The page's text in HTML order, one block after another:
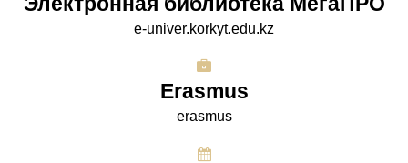
e-univer.korkyt.edu.kz
Erasmus
erasmus